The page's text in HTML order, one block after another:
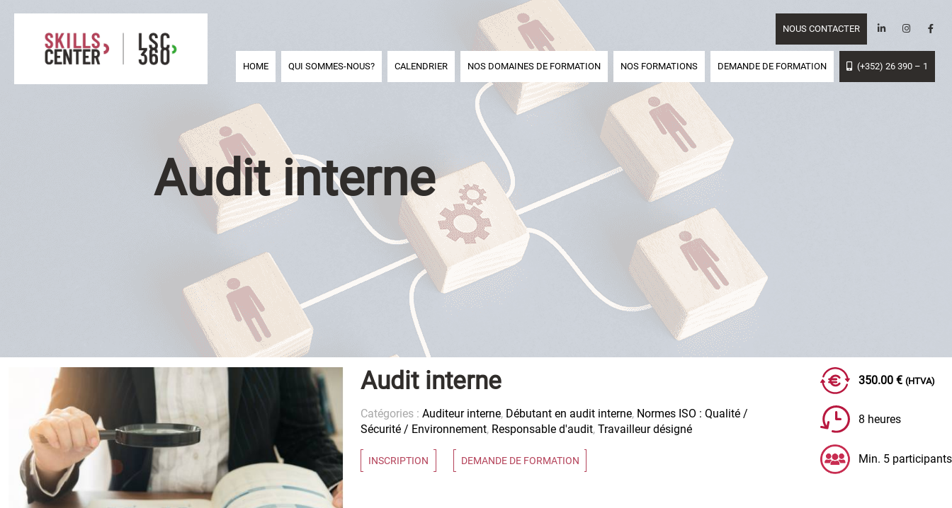
NOUS CONTACTER
HOME QUI SOMMES-NOUS? CALENDRIER NOS DOMAINES DE FORMATION NOS FORMATIONS DEMANDE DE FORMATION (+352) 26 390 – 1
Audit interne
Audit interne
Catégories :Auditeur interne, Débutant en audit interne, Normes ISO : Qualité /
Sécurité / Environnement, Responsable d'audit,Travailleur désigné
INSCRIPTION DEMANDE DE FORMATION
350.00 € (HTVA)
8 heures
Min. 5 participants